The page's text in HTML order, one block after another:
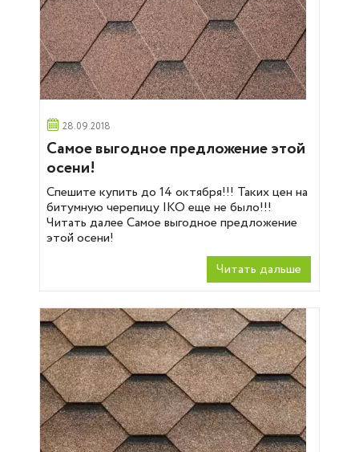
28.09.2018
Самое выгодное предложение этой
осени!
Спешите купить до 14 октября!!! Таких цен на
битумную черепицу IKO еще не было!!!
Читать далее Самое выгодное предложение
этой осени!
Читать дальше